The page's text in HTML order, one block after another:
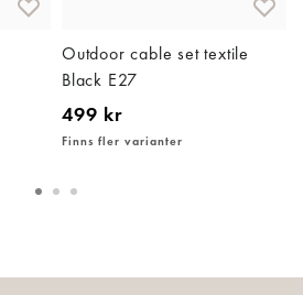
Outdoor cable set textile
Black E27
499 kr
Finns fler varianter